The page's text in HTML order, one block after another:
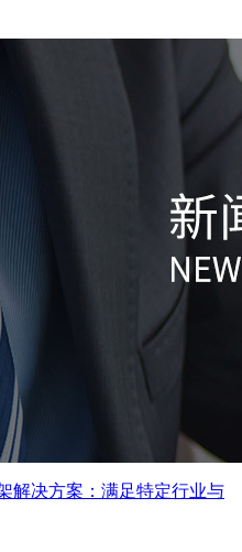
解决方案：满足特定行业与